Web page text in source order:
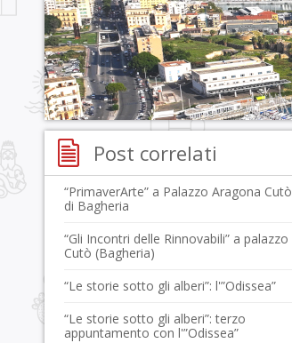
Post correlati
“PrimaverArte” a Palazzo Aragona Cutò
di Bagheria
“Gli Incontri delle Rinnovabili” a palazzo
Cutò (Bagheria)
“Le storie sotto gli alberi”: l'”Odissea”
“Le storie sotto gli alberi”: terzo
appuntamento con l'”Odissea”